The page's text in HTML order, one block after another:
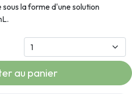
la forme d'une solution
au panier